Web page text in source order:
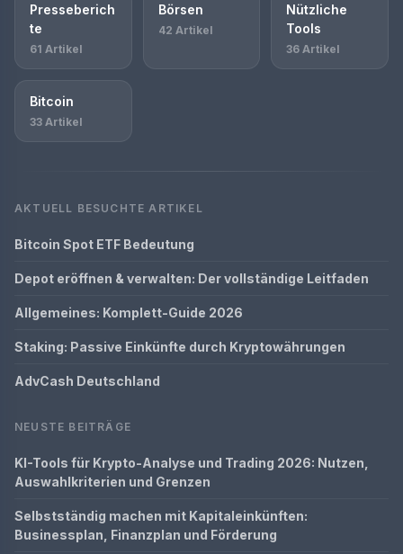
Presseberich
te
61 Artikel
Börsen
42 Artikel
Nützliche
Tools
36 Artikel
Bitcoin
33 Artikel
AKTUELL BESUCHTE ARTIKEL
Bitcoin Spot ETF Bedeutung
Depot eröffnen & verwalten: Der vollständige Leitfaden
Allgemeines: Komplett-Guide 2026
Staking: Passive Einkünfte durch Kryptowährungen
AdvCash Deutschland
NEUSTE BEITRÄGE
KI-Tools für Krypto-Analyse und Trading 2026: Nutzen,
Auswahlkriterien und Grenzen
Selbstständig machen mit Kapitaleinkünften:
Businessplan, Finanzplan und Förderung